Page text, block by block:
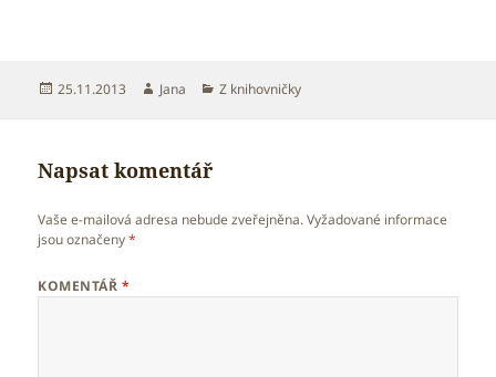
Publikováno:
25.11.2013 Autor:
Jana Rubriky:
Z knihovničky
Napsat komentář
Vaše e-mailová adresa nebude zveřejněna. Vyžadované informace
jsou označeny*
KOMENTÁŘ *